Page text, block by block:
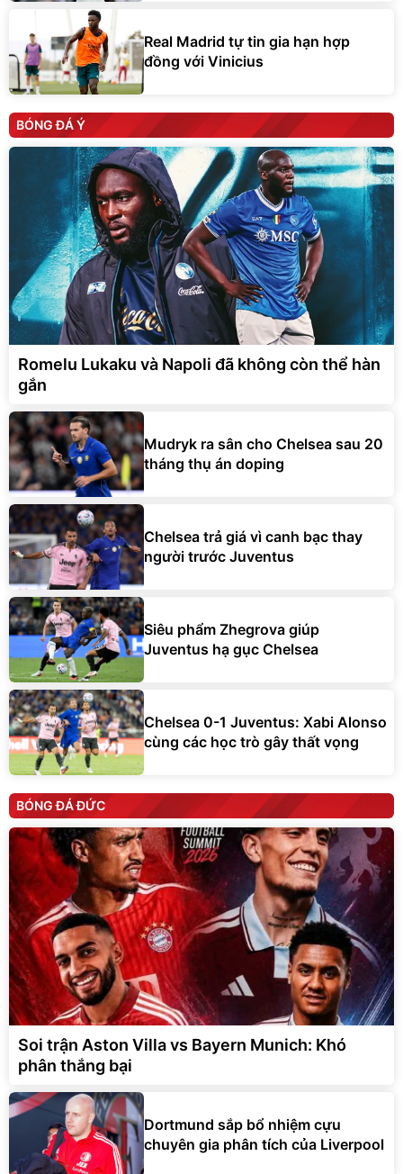
Real Madrid tự tin gia hạn hợp
đồng với Vinicius
BÓNG ĐÁ Ý
Romelu Lukaku và Napoli đã không còn thể hàn
gắn
Mudryk ra sân cho Chelsea sau 20
tháng thụ án doping
Chelsea trả giá vì canh bạc thay
người trước Juventus
Siêu phẩm Zhegrova giúp
Juventus hạ gục Chelsea
Chelsea 0-1 Juventus: Xabi Alonso
cùng các học trò gây thất vọng
BÓNG ĐÁ ĐỨC
Soi trận Aston Villa vs Bayern Munich: Khó
phân thắng bại
Dortmund sắp bổ nhiệm cựu
chuyên gia phân tích của Liverpool